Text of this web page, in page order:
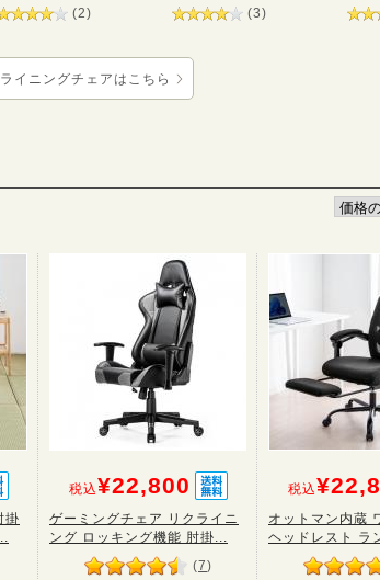
(2)
(3)
イニングチェアはこちら
掛
税込¥22,800
ゲーミングチェア リクライニ
ング ロッキング機能 肘掛...
(7)
税込
オットマン内蔵
ヘッドレスト ラ